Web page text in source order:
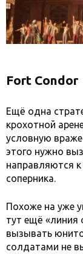
Fort Condor
Ещё одна
крохотной
условную
этого нужно
направляются
соперника.
Похоже на уже
тут ещё
вызывать
солдатами не